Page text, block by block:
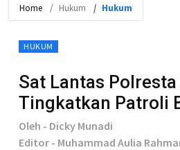
Home Hukum Hukum
HUKUM
Sat Lantas
Tingkatkan Patroli
Oleh - Dicky Munadi
Editor - Muhammad Aulia